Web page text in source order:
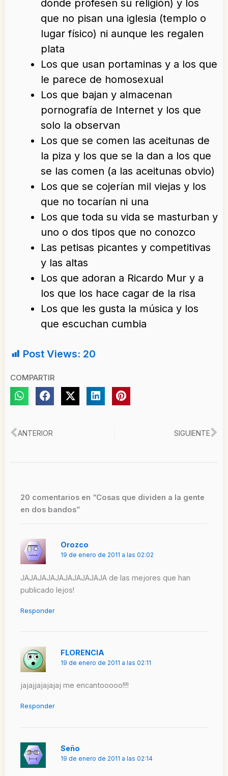
donde profesen su religión) y los
que no pisan una iglesia (templo o
lugar físico) ni aunque les regalen
plata
Los que usan portaminas y a los que
le parece de homosexual
Los que bajan y almacenan
pornografía de Internet y los que
solo la observan
Los que se comen las aceitunas de
la piza y los que se la dan a los que
se las comen (a las aceitunas obvio)
Los que se cojerían mil viejas y los
que no tocarían ni una
Los que toda su vida se masturban y
uno o dos tipos que no conozco
Las petisas picantes y competitivas
y las altas
Los que adoran a Ricardo Mur y a
los que los hace cagar de la risa
Los que les gusta la música y los
que escuchan cumbia
Post Views: 20
COMPARTIR
Ant
ANTERIOR SIGUIENTE
20 comentarios en “Cosas que dividen a la gente
en dos bandos”
Orozco
19 de enero de 2011 a las 02:02
JAJAJAJAJAJAJAJAJAJA de las mejores que han
publicado lejos!
Responder
FLORENCIA
19 de enero de 2011 a las 02:11
jajajjajajajaj me encantooooo!!!!
Responder
Seño
19 de enero de 2011 a las 02:14